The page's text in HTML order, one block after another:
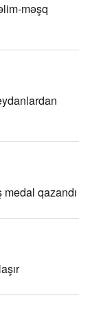
məşq
qazandı